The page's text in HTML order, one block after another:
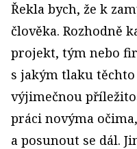
Řekla bych, že k
člověka. Rozhodně
projekt, tým nebo
s jakým tlaku
výjimečnou
práci novýma
a posunout se dál.